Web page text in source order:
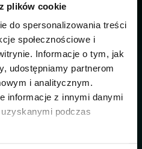
plików cookie
do spersonalizowania treści
społecznościowe i
Informacje o tym, jak
udostępniamy partnerom
i analitycznym.
informacje z innymi danymi
podczas